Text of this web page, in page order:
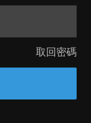
取回密碼